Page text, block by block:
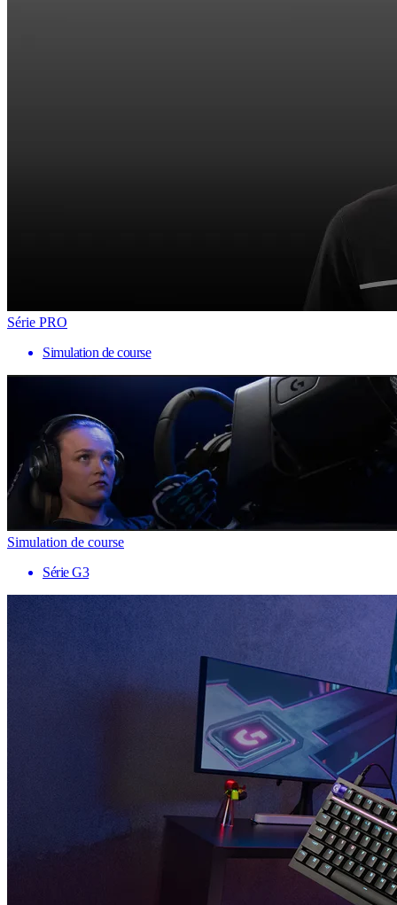
Série PRO
Simulation de course
Simulation de course
Série G3